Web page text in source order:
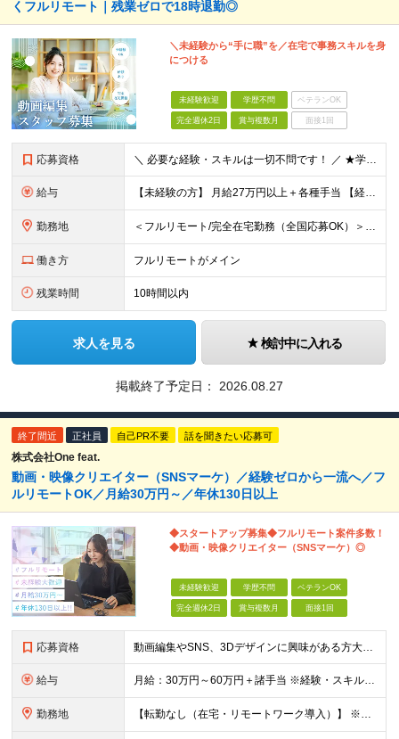
くフルリモート｜残業ゼロで18時退勤◎
＼未経験から“手に職”を／在宅で事務スキルを身
につける
未経験歓迎 学歴不問 ベテランOK
完全週休2日 賞与複数月 面接1回
応募資格 ＼ 必要な経験・スキルは一切不問です！ ／ ★学歴・職歴はまったく気にしません！ ★正社員デビューの方、第二新卒の方も大歓迎です！
給与 【未経験の方】 月給27万円以上＋各種手当 【経験3年以上の方】 月給30万円以上＋各種手当 ※経験・スキル・年齢を考慮の上、決定します ※試用期間中（2〜3ヶ月）も同条件 ※残業代は全額別途支給
勤務地 ＜フルリモート/完全在宅勤務（全国応募OK）＞ ★自宅/カフェなど、あなたが働きやすい場所で働けます ★転居を伴う転勤はありません ★全国47都道府県どこからでも応募OK ■本社 東京都新宿区山吹町
働き方 フルリモートがメイン
残業時間 10時間以内
求人を見る 検討中に入れる
掲載終了予定日： 2026.08.27
終了間近 正社員 自己PR不要 話を聞きたい応募可
株式会社One feat.
動画・映像クリエイター（SNSマーケ）／経験ゼロから一流へ／フ
ルリモートOK／月給30万円～／年休130日以上
◆スタートアップ募集◆フルリモート案件多数！
◆動画・映像クリエイター（SNSマーケ）◎
未経験歓迎 学歴不問 ベテランOK
完全週休2日 賞与複数月 面接1回
応募資格 動画編集やSNS、3Dデザインに興味がある方大歓迎！ ―★ 未経験者大歓迎！学歴・経験不問/第二新卒歓迎/WEB面接可能！ ★― 「パソコンの電源ってどうやって入れるの？」 「ワードもエクセルも使
給与 月給：30万円～60万円＋諸手当 ※経験・スキルを考慮して決定します。 試用期間中： 一都三県：月給21万円以上 ※試用期間：6ヶ月～ ※試用期間中は、契約社員となります。
勤務地 【転勤なし（在宅・リモートワーク導入）】 ※フルリモートあり ※研修中に関しても下記となります。 【本社】 東京都千代田区神田和泉町1番地6-16ヤマトビル405 【プロジェクト先】 一都三県、北